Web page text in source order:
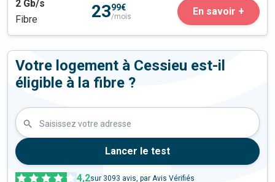
2 Gb/s
Fibre
2399€
/mois En savoir +
Votre logement à Cessieu est-il
éligible à la fibre ?
Saisissez votre adresse
Lancer le test
4,2sur 3093 avis, par Avis Vérifiés